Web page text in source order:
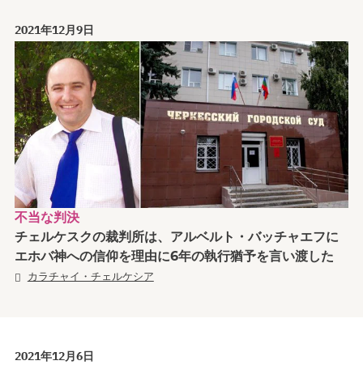
2021年12月9日
不当な判決
チェルケスクの裁判所は、アルベルト・バッチャエフに
エホバ神への信仰を理由に6年の執行猶予を言い渡した
カラチャイ・チェルケシア
2021年12月6日